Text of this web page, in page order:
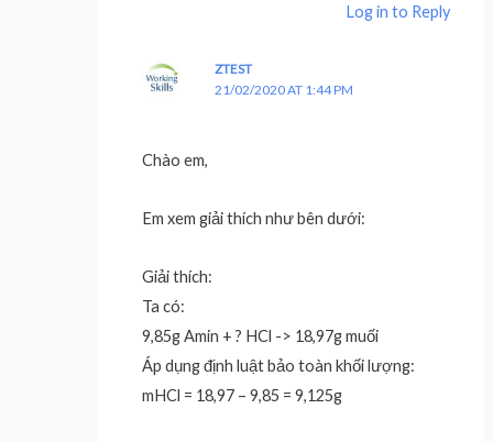
Log in to Reply
ZTEST
21/02/2020 AT 1:44 PM
Chào em,
Em xem giải thích như bên dưới:
Giải thích:
Ta có:
9,85g Amin + ? HCl -> 18,97g muối
Áp dụng định luật bảo toàn khối lượng:
mHCl = 18,97 – 9,85 = 9,125g